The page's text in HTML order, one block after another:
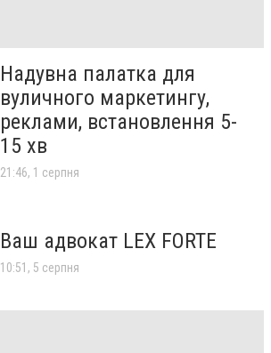
Надувна палатка для
вуличного маркетингу,
реклами, встановлення 5-
15 хв
21:46, 1 серпня
Ваш адвокат LEX FORTE
10:51, 5 серпня